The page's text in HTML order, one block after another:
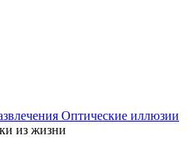
Оптические иллюзии
из жизни